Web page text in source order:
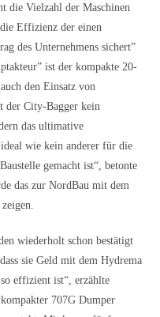
die Vielzahl der Maschinen
Effizienz der einen
des Unternehmens sichert”
ist der kompakte 20-
den Einsatz von
der City-Bagger kein
das ultimative
ideal wie kein anderer für die
gemacht ist“, betonte
das zur NordBau mit dem
wiederholt schon bestätigt
sie Geld mit dem Hydrema
effizient ist“, erzählte
707G Dumper